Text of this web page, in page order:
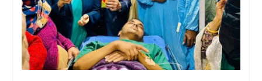
विचार/
अन्तर्वार्ता